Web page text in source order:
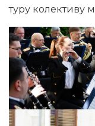
туру колективу